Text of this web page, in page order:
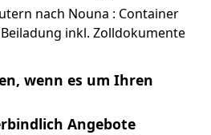
nach Nouna : Container
inkl. Zolldokumente
wenn es um Ihren
Angebote